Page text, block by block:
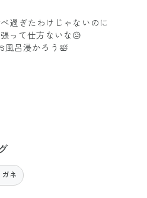
過ぎたわけじゃないのに
って仕方ないな😥
風呂浸かろう🛀
ネ